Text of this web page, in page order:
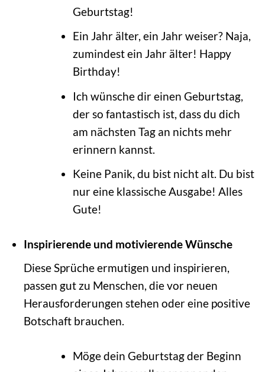
Geburtstag!
Ein Jahr älter, ein Jahr weiser? Naja,
zumindest ein Jahr älter! Happy
Birthday!
Ich wünsche dir einen Geburtstag,
der so fantastisch ist, dass du dich
am nächsten Tag an nichts mehr
erinnern kannst.
Keine Panik, du bist nicht alt. Du bist
nur eine klassische Ausgabe! Alles
Gute!
Inspirierende und motivierende Wünsche
Diese Sprüche ermutigen und inspirieren,
passen gut zu Menschen, die vor neuen
Herausforderungen stehen oder eine positive
Botschaft brauchen.
Möge dein Geburtstag der Beginn